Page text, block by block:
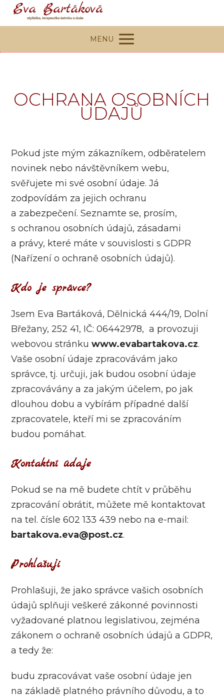
MENU
OCHRANA OSOBNÍCH
ÚDAJŮ
Pokud jste mým zákazníkem, odběratelem
novinek nebo návštěvníkem webu,
svěřujete mi své osobní údaje. Já
zodpovídám za jejich ochranu
a zabezpečení. Seznamte se, prosím,
s ochranou osobních údajů, zásadami
a právy, které máte v souvislosti s GDPR
(Nařízení o ochraně osobních údajů).
Kdo je správce?
Jsem Eva Bartáková, Dělnická 444/19, Dolní
Břežany, 252 41, IČ: 06442978, a provozuji
webovou stránkuwww.evabartakova.cz.
Vaše osobní údaje zpracovávám jako
správce, tj. určuji, jak budou osobní údaje
zpracovávány a za jakým účelem, po jak
dlouhou dobu a vybírám případné další
zpracovatele, kteří mi se zpracováním
budou pomáhat.
Kontaktní údaje
Pokud se na mě budete chtít v průběhu
zpracování obrátit, můžete mě kontaktovat
na tel. čísle 602 133 439 nebo na e-mail:
bartakova.eva@post.cz.
Prohlašuji
Prohlašuji, že jako správce vašich osobních
údajů splňuji veškeré zákonné povinnosti
vyžadované platnou legislativou, zejména
zákonem o ochraně osobních údajů a GDPR,
a tedy že:
budu zpracovávat vaše osobní údaje jen
na základě platného právního důvodu, a to